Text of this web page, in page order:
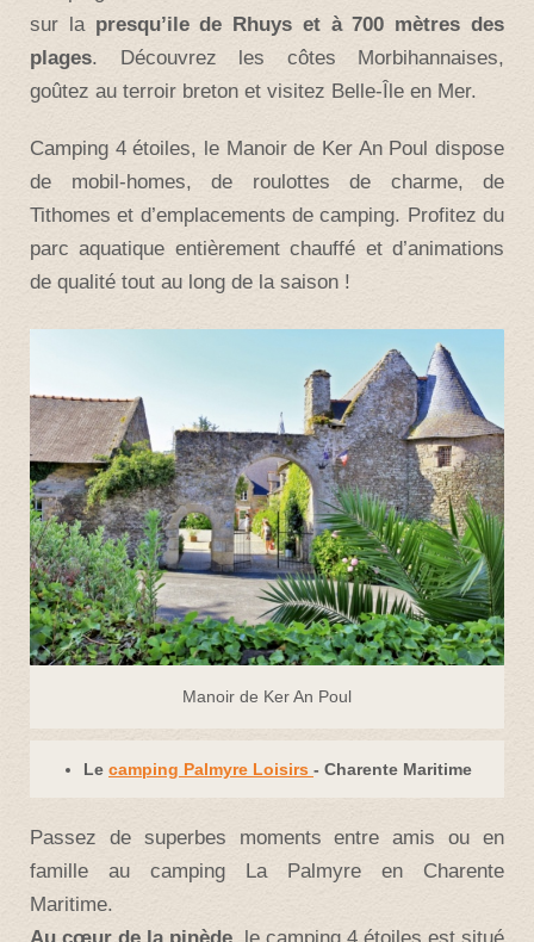
sur la presqu’ile de Rhuys et à 700 mètres des
plages. Découvrez les côtes Morbihannaises,
goûtez au terroir breton et visitez Belle-Île en Mer.
Camping 4 étoiles, le Manoir de Ker An Poul dispose
de mobil-homes, de roulottes de charme, de
Tithomes et d’emplacements de camping. Profitez du
parc aquatique entièrement chauffé et d’animations
de qualité tout au long de la saison !
Manoir de Ker An Poul
Le camping Palmyre Loisirs - Charente Maritime
Passez de superbes moments entre amis ou en
famille au camping La Palmyre en Charente
Maritime.